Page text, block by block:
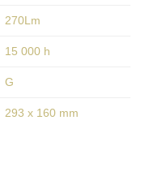
270Lm
15 000 h
G
293 x 160 mm